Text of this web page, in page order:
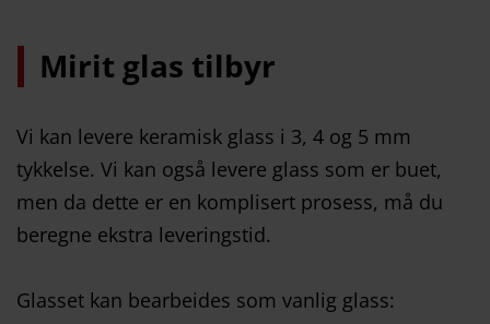
Mirit glas tilbyr
Vi kan levere keramisk glass i 3, 4 og 5 mm
tykkelse. Vi kan også levere glass som er buet,
men da dette er en komplisert prosess, må du
beregne ekstra leveringstid.
Glasset kan bearbeides som vanlig glass: